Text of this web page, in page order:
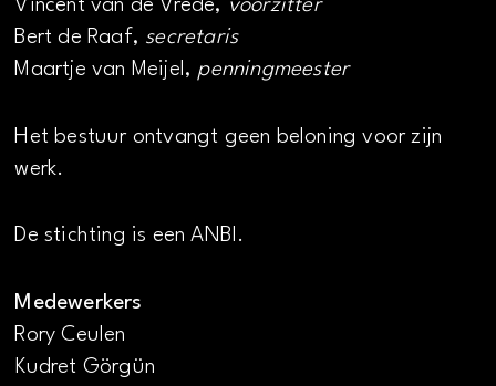
Vincent van de Vrede, voorzitter
Bert de Raaf, secretaris
Maartje van Meijel, penningmeester
Het bestuur ontvangt geen beloning voor zijn
werk.
De stichting is een ANBI.
Medewerkers
Rory Ceulen
Kudret Görgün